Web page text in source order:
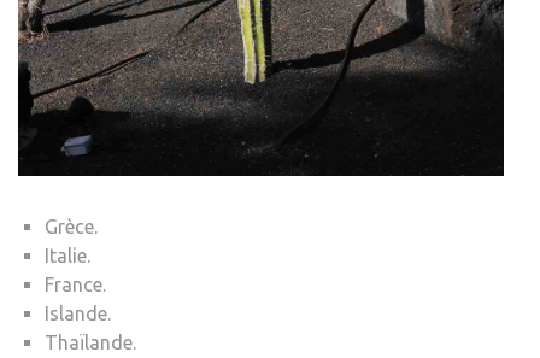
Grèce.
Italie.
France.
Islande.
Thaïlande.